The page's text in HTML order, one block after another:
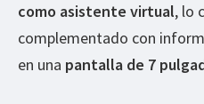
como asistente virtual, lo
complementado con
en una pantalla de 7